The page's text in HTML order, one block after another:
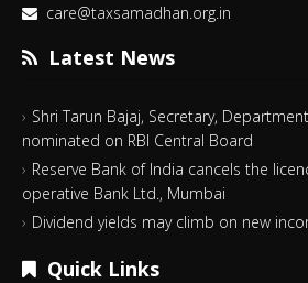
care@taxsamadhan.org.in
Latest News
Shri Tarun Bajaj, Secretary,
nominated on RBI Central Board
Reserve Bank of India cancels the
operative Bank Ltd., Mumbai
Dividend yields may climb on new
Quick Links